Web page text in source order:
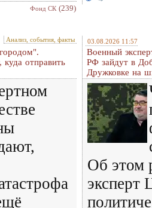
Фонд СК (239)
Анализ, события, факты
отправить
03.08.2026 11:57
Военный
РФ зайдут в
Дружковке на
Об этом
эксперт